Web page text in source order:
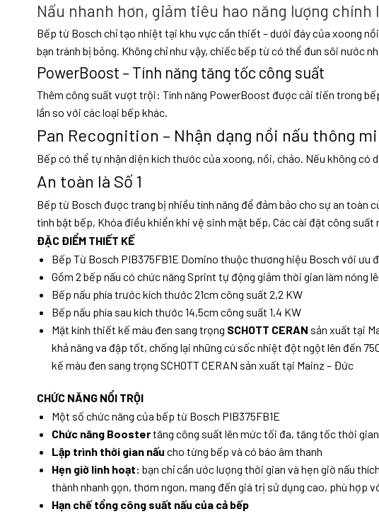
Nấu nhanh hơn, giảm tiêu hao năng lượng chính
Bếp từ Bosch chỉ tạo nhiệt tại khu vực cần thiết – dưới đáy của xoong
bạn tránh bị bỏng. Không chỉ như vậy, chiếc bếp từ có thể đun sôi nước
PowerBoost – Tính năng tăng tốc công suất
Thêm công suất vượt trội: Tính năng PowerBoost được cải tiến trong
lần so với các loại bếp khác.
Pan Recognition – Nhận dạng nồi nấu thông
Bếp có thể tự nhận diện kích thước của xoong, nồi, chảo. Nếu không có
An toàn là Số 1
Bếp từ Bosch được trang bị nhiều tính năng để đảm bảo cho sự an toàn
tình bật bếp, Khóa điều khiển khi vệ sinh mặt bếp, Các cài đặt công
ĐẶC ĐIỂM THIẾT KẾ
Bếp Từ Bosch PIB375FB1E Domino thuộc thương hiệu Bosch với
Gồm 2 bếp nấu có chức năng Sprint tự động giảm thời gian làm nóng
Bếp nấu phía trước kích thước 21cm công suất 2,2 KW
Bếp nấu phía sau kích thước 14,5cm công suất 1,4 KW
Mặt kính thiết kế màu đen sang trọng SCHOTT CERAN sản xuất tại
khả năng va đập tốt, chống lại những cú sốc nhiệt đột ngột lên đến
kế màu đen sang trọng SCHOTT CERAN sản xuất tại Mainz – Đức
CHỨC NĂNG NỔI TRỘI
Một số chức năng của bếp từ Bosch PIB375FB1E
Chức năng Boostertăng công suất lên mức tối đa, tăng tốc thời gian
Lập trình thời gian nấu cho từng bếp và có báo âm thanh
Hẹn giờ linh hoạt: bạn chỉ cần ước lượng thời gian và hẹn giờ nấu
thành nhanh gọn, thơm ngon, mang đến giá trị sử dụng cao, phù hợp
Hạn chế tổng công suất nấu của cả bếp